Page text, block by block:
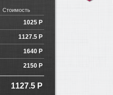
Стоимость
1025 Р
1127.5 Р
1640 Р
2150 Р
1127.5 Р